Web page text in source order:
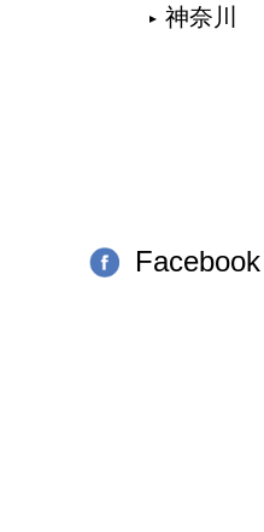
神奈川
Facebook